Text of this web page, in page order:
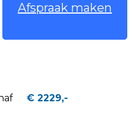
Afspraak maken
€ 2229,-